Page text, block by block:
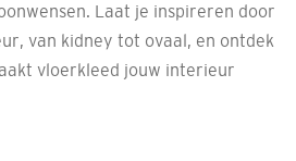
Laat je inspireren door
van kidney tot ovaal, en ontdek
vloerkleed jouw interieur